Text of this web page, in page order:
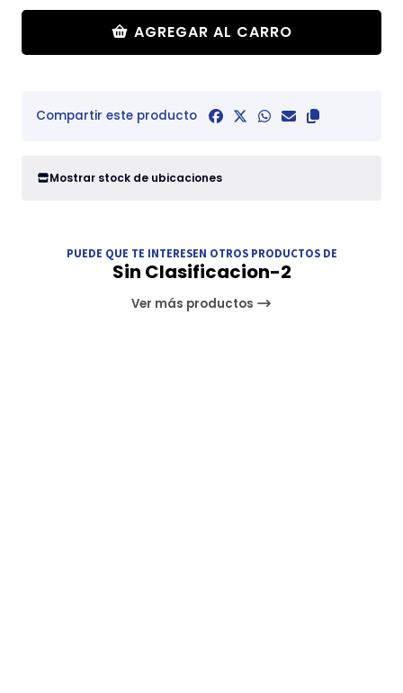
AGREGAR AL CARRO
Compartir este producto
Mostrar stock de ubicaciones
PUEDE QUE TE INTERESEN OTROS PRODUCTOS DE
Sin Clasificacion-2
Ver más productos